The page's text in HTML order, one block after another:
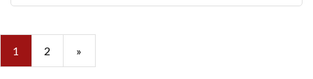
Seitennummerierung
1 2 »